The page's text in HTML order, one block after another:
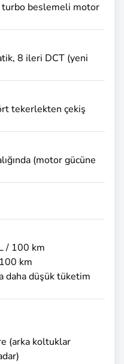
turbo beslemeli motor
8 ileri DCT (yeni
tekerlekten çekiş
(motor gücüne
/ 100 km
km
daha düşük tüketim
(arka koltuklar